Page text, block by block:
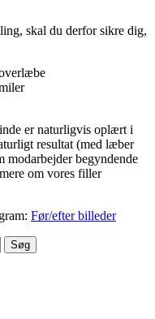
skal du derfor sikre dig,
er naturligvis oplært i
resultat (med læber
modarbejder begyndende
om vores filler
Før/efter billeder